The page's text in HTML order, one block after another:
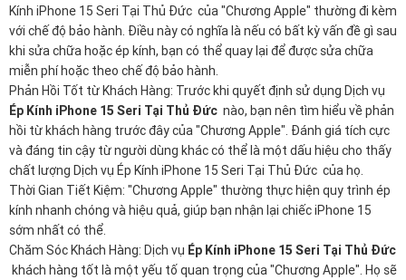
Kính iPhone 15 Seri Tại Thủ Đức của "Chương Apple" thường đi kèm
với chế độ bảo hành. Điều này có nghĩa là nếu có bất kỳ vấn đề gì sau
khi sửa chữa hoặc ép kính, bạn có thể quay lại để được sửa chữa
miễn phí hoặc theo chế độ bảo hành.
Phản Hồi Tốt từ Khách Hàng: Trước khi quyết định sử dụng Dịch vụ
Ép Kính iPhone 15 Seri Tại Thủ Đức nào, bạn nên tìm hiểu về phản
hồi từ khách hàng trước đây của "Chương Apple". Đánh giá tích cực
và đáng tin cậy từ người dùng khác có thể là một dấu hiệu cho thấy
chất lượng Dịch vụ Ép Kính iPhone 15 Seri Tại Thủ Đức của họ.
Thời Gian Tiết Kiệm: "Chương Apple" thường thực hiện quy trình ép
kính nhanh chóng và hiệu quả, giúp bạn nhận lại chiếc iPhone 15
sớm nhất có thể.
Chăm Sóc Khách Hàng: Dịch vụ Ép Kính iPhone 15 Seri Tại Thủ Đức
khách hàng tốt là một yếu tố quan trọng của "Chương Apple". Họ sẽ